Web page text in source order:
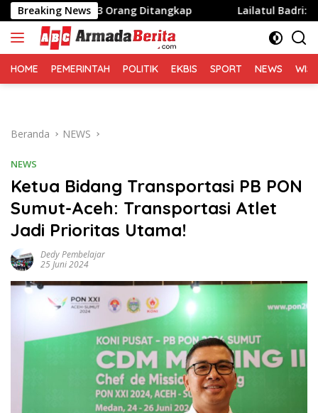
Langsung
ke
konten
Breaking News
3 Orang Ditangkap Lailatul Badri: Gen Z dan
HOME PEMERINTAH POLITIK EKBIS SPORT NEWS
Beranda NEWS
NEWS
Ketua Bidang Transportasi PB PON
Sumut-Aceh: Transportasi Atlet
Jadi Prioritas Utama!
Dedy Pembelajar
25 Juni 2024